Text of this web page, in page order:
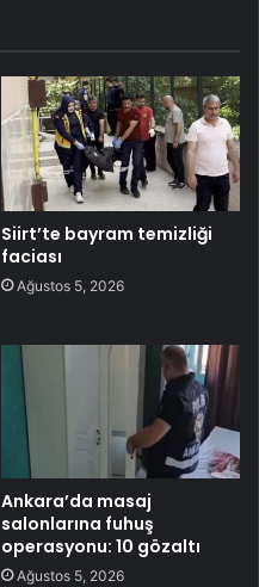
Siirt’te bayram temizliği
faciası
Ağustos 5, 2026
Ankara’da masaj
salonlarına fuhuş
operasyonu: 10 gözaltı
Ağustos 5, 2026